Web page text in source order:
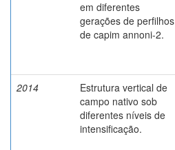
em diferentes
gerações de perfilhos
de capim annoni-2.
2014
Estrutura vertical de
campo nativo sob
diferentes níveis de
intensificação.